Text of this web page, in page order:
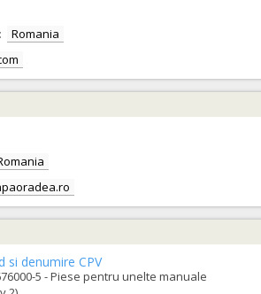
Romania
si denumire CPV
5 - Piese pentru unelte manuale